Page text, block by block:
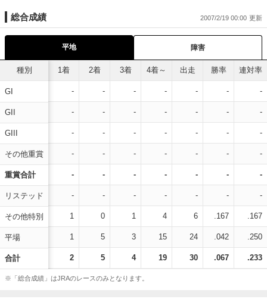
総合成績 2007/2/19 00:00
平地 障害
種別
GI
GII
GIII
その他重賞
重賞合計
リステッド
その他特別
平場
合計
1着 2着 3着 4着～ 出走 勝率 連対率
- - - - - - -
- - - - - - -
- - - - - - -
- - - - - - -
- - - - - - -
- - - - - - -
1 0 1 4 6 .167 .167
1 5 3 15 24 .042 .250
2 5 4 19 30 .067 .233
※「総合成績」はJRAのレースのみとなります。